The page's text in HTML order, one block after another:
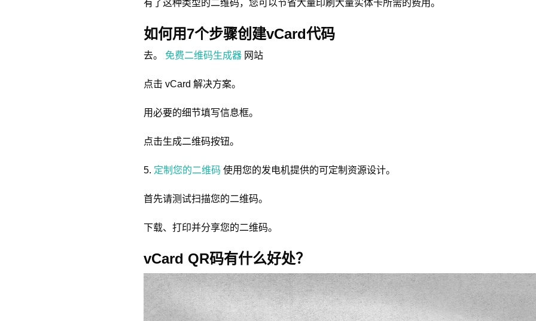
有了这种类型的二维码，您可以节省大量印刷大量实体卡所需的费用。
如何用7个步骤创建vCard代码
去。 免费二维码生成器 网站
点击 vCard 解决方案。
用必要的细节填写信息框。
点击生成二维码按钮。
5. 定制您的二维码 使用您的发电机提供的可定制资源设计。
首先请测试扫描您的二维码。
下载、打印并分享您的二维码。
vCard QR码有什么好处？